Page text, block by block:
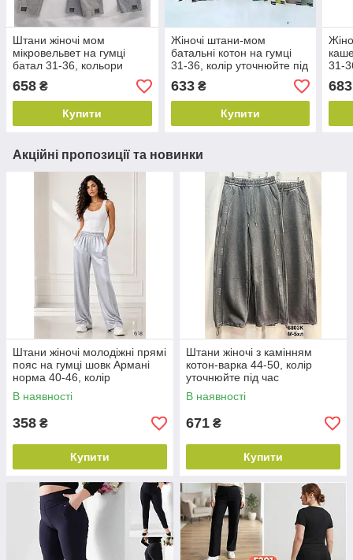
Штани жіночі мом
мікровельвет на гумці
батал 31-36, кольори
уточнюйте під час
замовлення
658 ₴
Купити
Жіночі штани-мом
батальні котон на гумці
31-36, колір уточнюйте під
час замовлення
633₴
Купити
31-
час
683
Акційні пропозиції та новинки
Штани жіночі молодіжні прямі
пояс на гумці шовк Армані
норма 40-46, колір
уточнюйте під час
замовлення
В наявності
358 ₴
Купити
Штани жіночі з камінням
котон-варка 44-50, колір
уточнюйте під час
замовлення
В наявності
671 ₴
Купити